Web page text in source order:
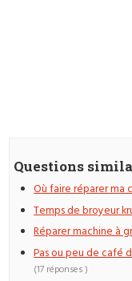
Questions
Où faire réparer
Temps de broyeur
Réparer machine à
Pas ou peu de café
(17 réponses )